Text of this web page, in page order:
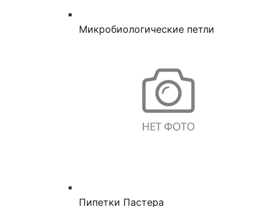
Микробиологические петли
Пипетки Пастера